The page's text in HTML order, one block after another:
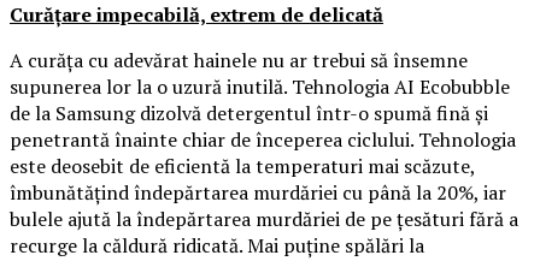
Curățare impecabilă, extrem de delicată
A curăța cu adevărat hainele nu ar trebui să însemne
supunerea lor la o uzură inutilă. Tehnologia AI Ecobubble
de la Samsung dizolvă detergentul într-o spumă fină și
penetrantă înainte chiar de începerea ciclului. Tehnologia
este deosebit de eficientă la temperaturi mai scăzute,
îmbunătățind îndepărtarea murdăriei cu până la 20%, iar
bulele ajută la îndepărtarea murdăriei de pe țesături fără a
recurge la căldură ridicată. Mai puține spălări la